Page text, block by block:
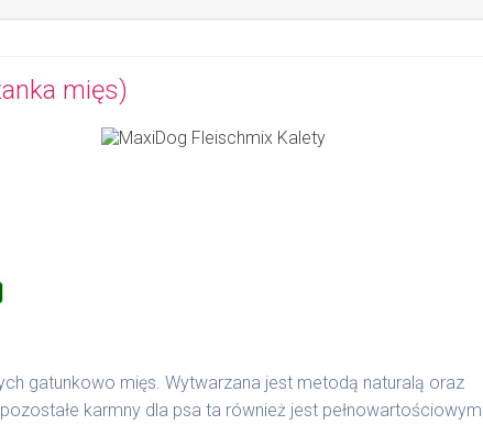
mięs)
gatunkowo mięs. Wytwarzana jest metodą naturalą oraz
karmny dla psa ta również jest pełnowartościowym